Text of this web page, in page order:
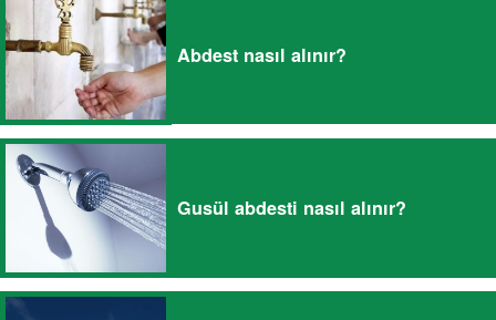
Abdest nasıl alınır?
Gusül abdesti nasıl alınır?